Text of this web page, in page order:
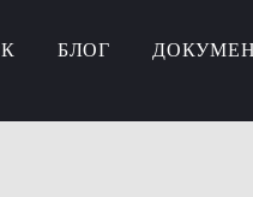
БЛОГ